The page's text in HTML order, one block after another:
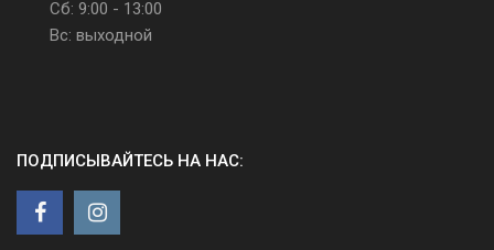
Сб: 9:00 - 13:00
Вс: выходной
ПОДПИСЫВАЙТЕСЬ НА НАС: